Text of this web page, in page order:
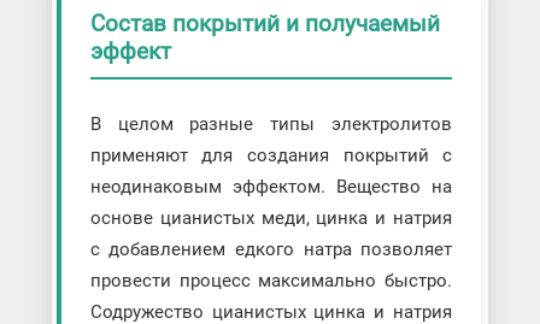
Состав покрытий и получаемый
эффект
В целом разные типы электролитов
применяют для создания покрытий с
неодинаковым эффектом. Вещество на
основе цианистых меди, цинка и натрия
с добавлением едкого натра позволяет
провести процесс максимально быстро.
Содружество цианистых цинка и натрия